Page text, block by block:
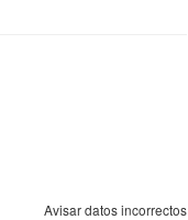
Avisar datos incorrectos